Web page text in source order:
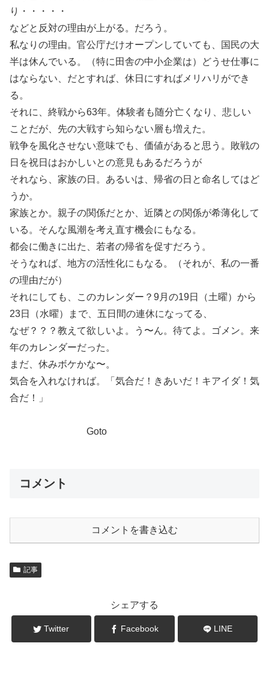
り・・・・・
などと反対の理由が上がる。だろう。
私なりの理由。官公庁だけオープンしていても、国民の大
半は休んでいる。（特に田舎の中小企業は）どうせ仕事に
はならない、だとすれば、休日にすればメリハリができ
る。
それに、終戦から63年。体験者も随分亡くなり、悲しい
ことだが、先の大戦すら知らない層も増えた。
戦争を風化させない意味でも、価値があると思う。敗戦の
日を祝日はおかしいとの意見もあるだろうが
それなら、家族の日。あるいは、帰省の日と命名してはど
うか。
家族とか。親子の関係だとか、近隣との関係が希薄化して
いる。そんな風潮を考え直す機会にもなる。
都会に働きに出た、若者の帰省を促すだろう。
そうなれば、地方の活性化にもなる。（それが、私の一番
の理由だが）
それにしても、このカレンダー？9月の19日（土曜）から
23日（水曜）まで、五日間の連休になってる、
なぜ？？？教えて欲しいよ。う〜ん。待てよ。ゴメン。来
年のカレンダーだった。
まだ、休みボケかな〜。
気合を入れなければ。「気合だ！きあいだ！キアイダ！気
合だ！」
Goto
コメント
コメントを書き込む
記事
シェアする
Twitter Facebook LINE